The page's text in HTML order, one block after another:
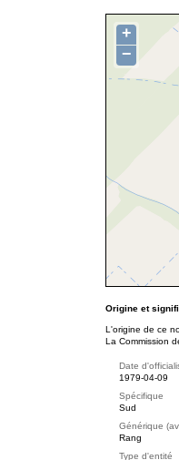
+
−
Origine et
L'origine de ce
La Commission
Date
1979-04-09
Spécifique
Sud
Générique
Rang
Type d'entité